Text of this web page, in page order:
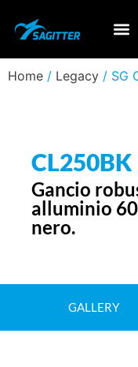
Home / Legacy / SG
CL250BK
Gancio
alluminio
nero.
GALLERY